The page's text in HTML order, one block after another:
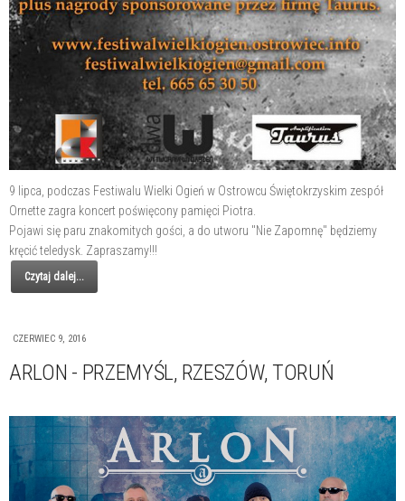
9 lipca, podczas Festiwalu Wielki Ogień w Ostrowcu Świętokrzyskim zespół
Ornette zagra koncert poświęcony pamięci Piotra.
Pojawi się paru znakomitych gości, a do utworu "Nie Zapomnę" będziemy
kręcić teledysk. Zapraszamy!!!
Czytaj dalej...
CZERWIEC 9, 2016
ARLON - PRZEMYŚL, RZESZÓW, TORUŃ